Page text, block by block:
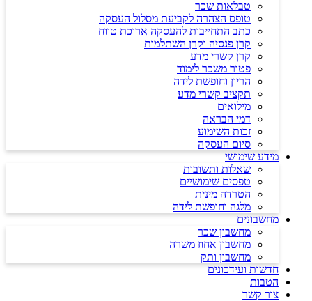
טבלאות שכר
טופס הצהרה לקביעת מסלול העסקה
כתב התחייבות להעסקה ארוכת טווח
קרן פנסיה וקרן השתלמות
קרן קשרי מדע
פטור משכר לימוד
הריון וחופשת לידה
תקציב קשרי מדע
מילואים
דמי הבראה
זכות השימוע
סיום העסקה
מידע שימושי
שאלות ותשובות
טפסים שימושיים
הטרדה מינית
מלגה וחופשת לידה
מחשבונים
מחשבון שכר
מחשבון אחוז משרה
מחשבון ותק
חדשות ועידכונים
הטבות
צור קשר